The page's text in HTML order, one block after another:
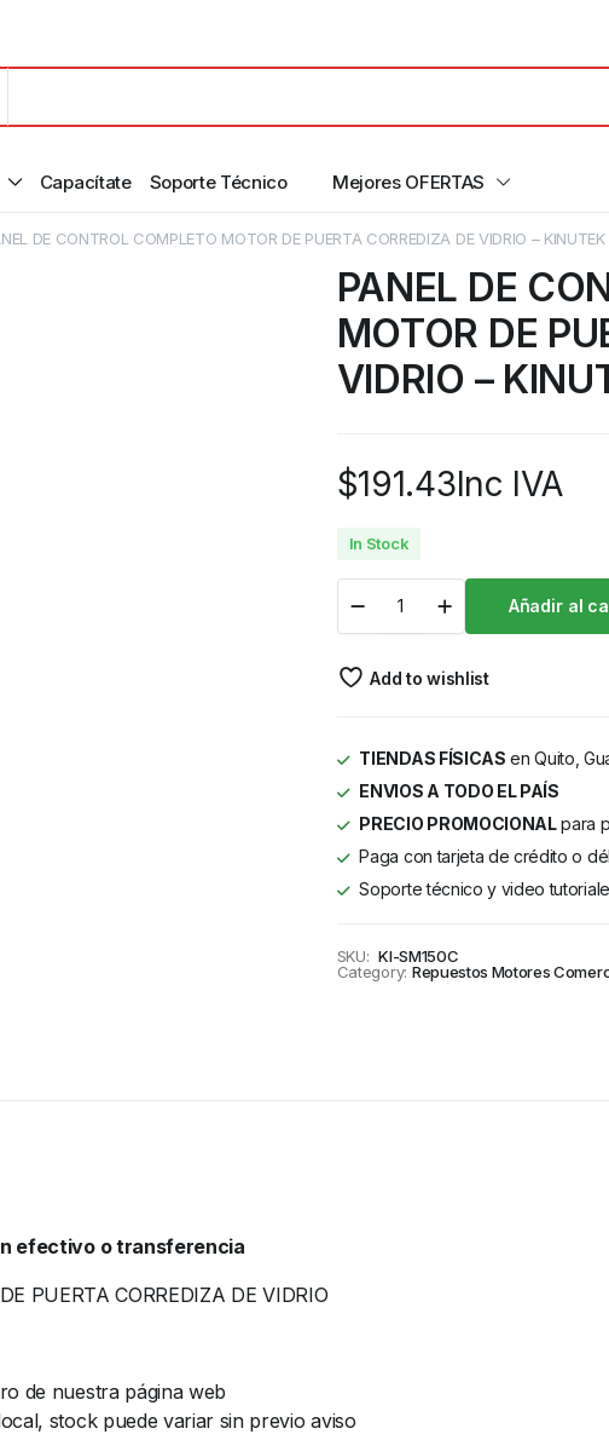
Capacítate Soporte Técnico Mejores OFERTAS
DE CONTROL COMPLETO MOTOR DE PUERTA CORREDIZA DE VIDRIO – KINUTEK
PANEL DE
MOTOR DE
VIDRIO –
$191.43Inc IVA
In Stock
Añadir al
Add to wishlist
TIENDAS FÍSICAS en Quito,
ENVIOS A TODO EL PAÍS
PRECIO PROMOCIONALpara
Paga con tarjeta de crédito o
Soporte técnico y video
SKU: KI-SM150C
Category: Repuestos Motores
efectivo o transferencia
PUERTA CORREDIZA DE VIDRIO
de nuestra página web
stock puede variar sin previo aviso